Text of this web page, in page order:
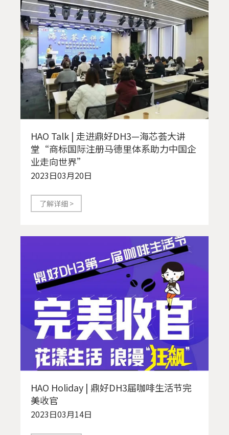
HAO Talk | 走进鼎好DH3—海芯荟大讲
堂“商标国际注册马德里体系助力中国企
业走向世界”
2023日03月20日
了解详细 >
HAO Holiday | 鼎好DH3届咖啡生活节完
美收官
2023日03月14日